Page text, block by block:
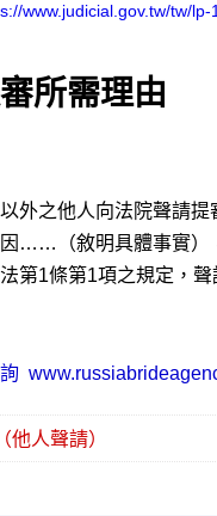
www.judicial.gov.tw/tw/
所需理由
外之他人向法院聲請提
……（敘明具體事實）
第1條第1項之規定，
詢
他人聲請）